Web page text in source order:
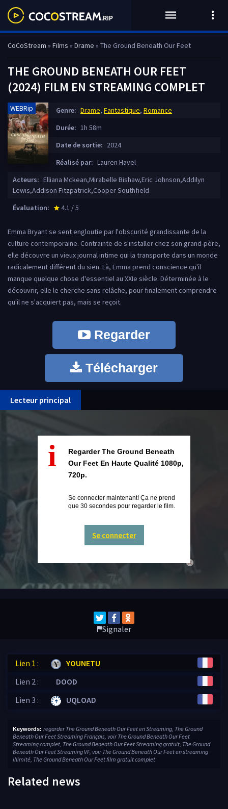
CoCoStream » Films » Drame » The Ground Beneath Our Feet
THE GROUND BENEATH OUR FEET
(2024) FILM EN STREAMING COMPLET
WEBRip Genre: Drame, Fantastique, Romance
Durée: 1h 58m
Date de sortie: 2024
Réalisé par: Lauren Havel
Acteurs: Elliana Mckean,Mirabelle Bishaw,Eric Johnson,Addilyn
Lewis,Addison Fitzpatrick,Cooper Southfield
Évaluation:
star_rate
4.1 / 5
Emma Bryant se sent engloutie par l'obscurité grandissante de la
culture contemporaine. Contrainte de s'installer chez son grand-père,
elle découvre un vieux journal intime qui la transporte dans un monde
radicalement différent du sien. Là, Emma prend conscience qu'il
manque quelque chose d'essentiel au XXIe siècle. Déterminée à le
découvrir, elle le cherche sans relâche, pour finalement comprendre
qu'il ne s'acquiert pas, mais se reçoit.
Regarder
Télécharger
Lecteur principal
close
i
Regarder The Ground Beneath
Our Feet En Haute Qualité 1080p,
720p.
Se connecter maintenant! Ça ne prend
que 30 secondes pour regarder le film.
Se connecter
Signaler
Lien 1 :
YOUNETU
Lien 2 :
DOOD
Lien 3 :
UQLOAD
Keywords: regarder The Ground Beneath Our Feet en Streaming, The Ground
Beneath Our Feet Streaming Français, voir The Ground Beneath Our Feet
Streaming complet, The Ground Beneath Our Feet Streaming gratuit, The Ground
Beneath Our Feet Streaming VF, voir The Ground Beneath Our Feet en streaming
illimité, The Ground Beneath Our Feet film gratuit complet
Related news